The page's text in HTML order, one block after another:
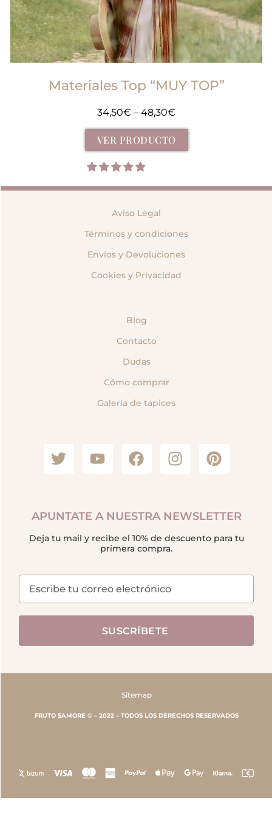
Materiales Top “MUY TOP”
34,50€ – 48,30€
VER PRODUCTO
Aviso Legal
Términos y condiciones
Envíos y Devoluciones
Cookies y Privacidad
Blog
Contacto
Dudas
Cómo comprar
Galería de tapices
APUNTATE A NUESTRA NEWSLETTER
Deja tu mail y recibe el 10% de descuento para tu
primera compra.
SUSCRÍBETE
Sitemap
FRUTO SAMORE © – 2022 – TODOS LOS DERECHOS RESERVADOS